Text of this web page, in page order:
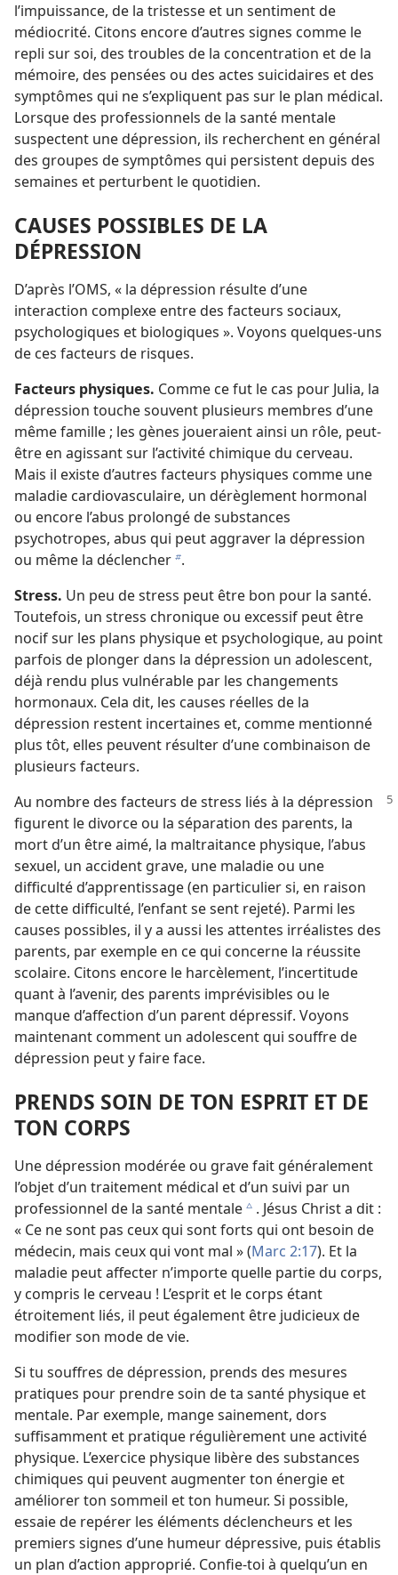
l’impuissance, de la tristesse et un sentiment de
médiocrité. Citons encore d’autres signes comme le
repli sur soi, des troubles de la concentration et de la
mémoire, des pensées ou des actes suicidaires et des
symptômes qui ne s’expliquent pas sur le plan médical.
Lorsque des professionnels de la santé mentale
suspectent une dépression, ils recherchent en général
des groupes de symptômes qui persistent depuis des
semaines et perturbent le quotidien.
CAUSES POSSIBLES DE LA
DÉPRESSION
D’après l’OMS, « la dépression résulte d’une
interaction complexe entre des facteurs sociaux,
psychologiques et biologiques ». Voyons quelques-uns
de ces facteurs de risques.
Facteurs physiques. Comme ce fut le cas pour Julia, la
dépression touche souvent plusieurs membres d’une
même famille ; les gènes joueraient ainsi un rôle, peut-
être en agissant sur l’activité chimique du cerveau.
Mais il existe d’autres facteurs physiques comme une
maladie cardiovasculaire, un dérèglement hormonal
ou encore l’abus prolongé de substances
psychotropes, abus qui peut aggraver la dépression
ou même la déclencherb.
Stress. Un peu de stress peut être bon pour la santé.
Toutefois, un stress chronique ou excessif peut être
nocif sur les plans physique et psychologique, au point
parfois de plonger dans la dépression un adolescent,
déjà rendu plus vulnérable par les changements
hormonaux. Cela dit, les causes réelles de la
dépression restent incertaines et, comme mentionné
plus tôt, elles peuvent résulter d’une combinaison de
plusieurs facteurs.
Au nombre des facteurs de stress liés à la dépression
figurent le divorce ou la séparation des parents, la
mort d’un être aimé, la maltraitance physique, l’abus
sexuel, un accident grave, une maladie ou une
difficulté d’apprentissage (en particulier si, en raison
de cette difficulté, l’enfant se sent rejeté). Parmi les
causes possibles, il y a aussi les attentes irréalistes des
parents, par exemple en ce qui concerne la réussite
scolaire. Citons encore le harcèlement, l’incertitude
quant à l’avenir, des parents imprévisibles ou le
manque d’affection d’un parent dépressif. Voyons
maintenant comment un adolescent qui souffre de
dépression peut y faire face.
PRENDS SOIN DE TON ESPRIT ET DE
TON CORPS
Une dépression modérée ou grave fait généralement
l’objet d’un traitement médical et d’un suivi par un
professionnel de la santé mentalec . Jésus Christ a dit :
« Ce ne sont pas ceux qui sont forts qui ont besoin de
médecin, mais ceux qui vont mal » (Marc 2:17). Et la
maladie peut affecter n’importe quelle partie du corps,
y compris le cerveau ! L’esprit et le corps étant
étroitement liés, il peut également être judicieux de
modifier son mode de vie.
Si tu souffres de dépression, prends des mesures
pratiques pour prendre soin de ta santé physique et
mentale. Par exemple, mange sainement, dors
suffisamment et pratique régulièrement une activité
physique. L’exercice physique libère des substances
chimiques qui peuvent augmenter ton énergie et
améliorer ton sommeil et ton humeur. Si possible,
essaie de repérer les éléments déclencheurs et les
premiers signes d’une humeur dépressive, puis établis
un plan d’action approprié. Confie-​toi à quelqu’un en